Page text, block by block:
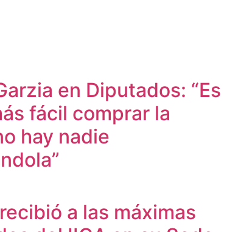
en Diputados: “Es
fácil comprar la
hay nadie
a las máximas